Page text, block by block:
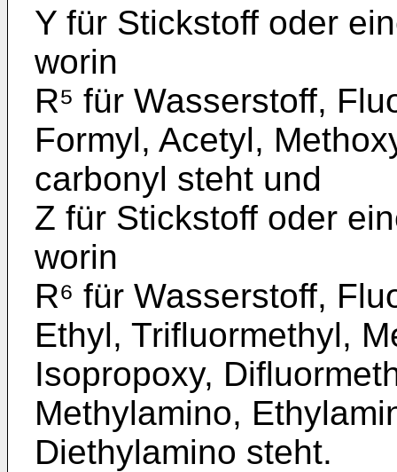
Y für Stickstoff oder
worin
R⁵ für Wasserstoff,
Formyl, Acetyl,
carbonyl steht und
Z für Stickstoff oder
worin
R⁶ für Wasserstoff,
Ethyl, Trifluormethyl,
Isopropoxy,
Methylamino,
Diethylamino steht.